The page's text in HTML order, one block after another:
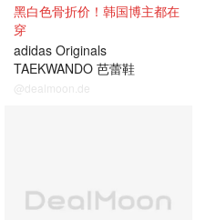
黑白色骨折价！韩国博主都在
穿
adidas Originals
TAEKWANDO 芭蕾鞋
@dealmoon.de